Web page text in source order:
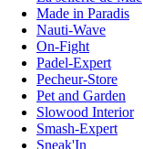
Made in Paradis
Nauti-Wave
On-Fight
Padel-Expert
Pecheur-Store
Pet and Garden
Slowood Interior
Smash-Expert
Sneak'In